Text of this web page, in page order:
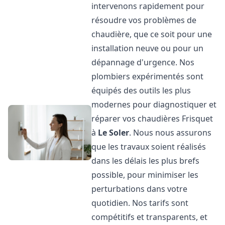
intervenons rapidement pour
résoudre vos problèmes de
chaudière, que ce soit pour une
installation neuve ou pour un
dépannage d'urgence. Nos
plombiers expérimentés sont
équipés des outils les plus
modernes pour diagnostiquer et
réparer vos chaudières Frisquet
à Le Soler. Nous nous assurons
que les travaux soient réalisés
dans les délais les plus brefs
possible, pour minimiser les
perturbations dans votre
quotidien. Nos tarifs sont
compétitifs et transparents, et